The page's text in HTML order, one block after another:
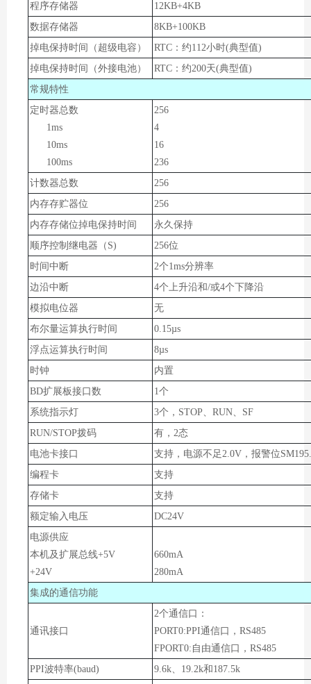
程序存储器
12KB+4KB
数据存储器
8KB+100KB
掉电保持时间（超级电容）
RTC：约112小时(典型值)
掉电保持时间（外接电池）
RTC：约200天(典型值)
常规特性
定时器总数
1ms
10ms
100ms
256
4
16
236
计数器总数
256
内存存贮器位
256
内存存储位掉电保持时间
永久保持
顺序控制继电器（S)
256位
时间中断
2个1ms分辨率
边沿中断
4个上升沿和/或4个下降沿
模拟电位器
无
布尔量运算执行时间
0.15µs
浮点运算执行时间
8µs
时钟
内置
BD扩展板接口数
1个
系统指示灯
3个，STOP、RUN、SF
RUN/STOP拨码
有，2态
电池卡接口
支持，电源不足2.0V，报警位
编程卡
支持
存储卡
支持
额定输入电压
DC24V
电源供应
本机及扩展总线+5V
+24V
660mA
280mA
集成的通信功能
通讯接口
2个通信口：
PORT0:PPI通信口，RS485
FPORT0:自由通信口，RS485
PPI波特率(baud)
9.6k、19.2k和187.5k